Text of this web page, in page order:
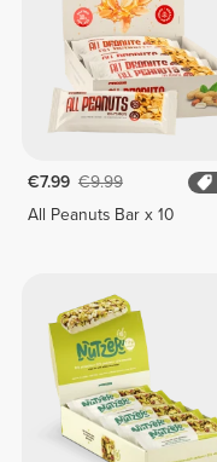
€7.99 €9.99
All Peanuts Bar x 10